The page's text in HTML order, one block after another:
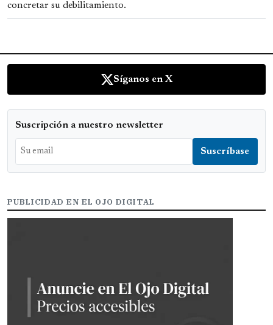
concretar su debilitamiento.
Síganos en X
Suscripción a nuestro newsletter
PUBLICIDAD EN EL OJO DIGITAL